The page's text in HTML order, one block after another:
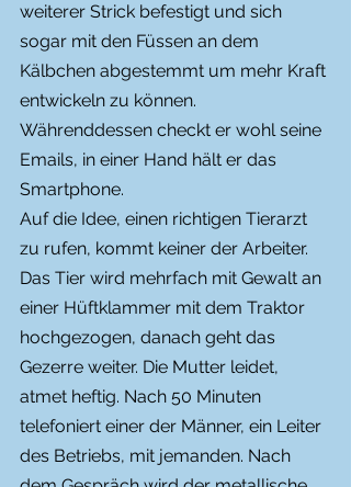
weiterer Strick befestigt und sich
sogar mit den Füssen an dem
Kälbchen abgestemmt um mehr Kraft
entwickeln zu können.
Währenddessen checkt er wohl seine
Emails, in einer Hand hält er das
Smartphone.
Auf die Idee, einen richtigen Tierarzt
zu rufen, kommt keiner der Arbeiter.
Das Tier wird mehrfach mit Gewalt an
einer Hüftklammer mit dem Traktor
hochgezogen, danach geht das
Gezerre weiter. Die Mutter leidet,
atmet heftig. Nach 50 Minuten
telefoniert einer der Männer, ein Leiter
des Betriebs, mit jemanden. Nach